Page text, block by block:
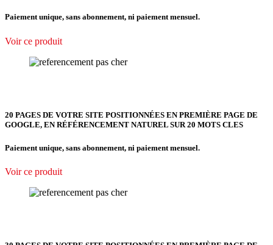
Paiement unique, sans abonnement, ni paiement mensuel.
Voir ce produit
20 PAGES DE VOTRE SITE POSITIONNÉES EN PREMIÈRE PAGE DE
GOOGLE, EN RÉFÉRENCEMENT NATUREL SUR 20 MOTS CLES
Paiement unique, sans abonnement, ni paiement mensuel.
Voir ce produit